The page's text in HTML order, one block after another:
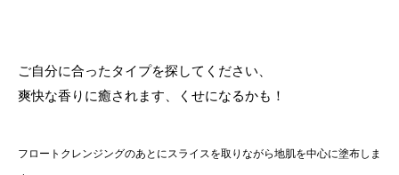
ご自分に合ったタイプを探してください、
爽快な香りに癒されます、くせになるかも！
フロートクレンジングのあとにスライスを取りながら地肌を中心に塗布しま